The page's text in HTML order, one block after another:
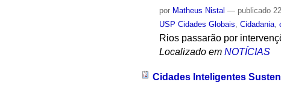
por Matheus Nistal — publicado
USP Cidades Globais ,Cidadania ,
Rios passarão por
Localizado em NOTÍCIAS
Cidades Inteligentes